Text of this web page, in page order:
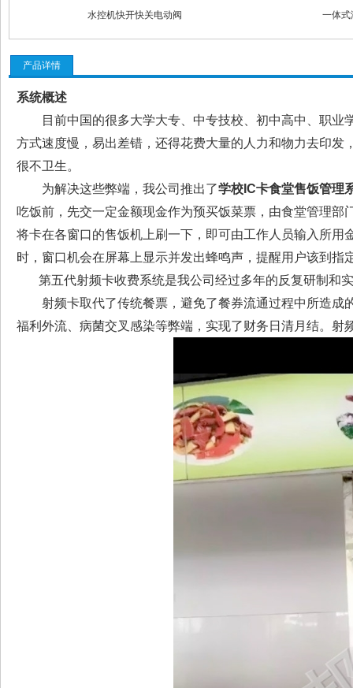
水控机快开快关电动阀 一体式
产品详情
系统概述
目前中国的很多大学大专、中专技校、初中高中、职业
方式速度慢，易出差错，还得花费大量的人力和物力去印
很不卫生。
为解决这些弊端，我公司推出了学校IC卡食堂售饭管理
吃饭前，先交一定金额现金作为预买饭菜票，由食堂管理
将卡在各窗口的售饭机上刷一下，即可由工作人员输入所
时，窗口机会在屏幕上显示并发出蜂鸣声，提醒用户该到指
第五代射频卡收费系统是我公司经过多年的反复研制和
射频卡取代了传统餐票，避免了餐券流通过程中所造成
福利外流、病菌交叉感染等弊端，实现了财务日清月结。